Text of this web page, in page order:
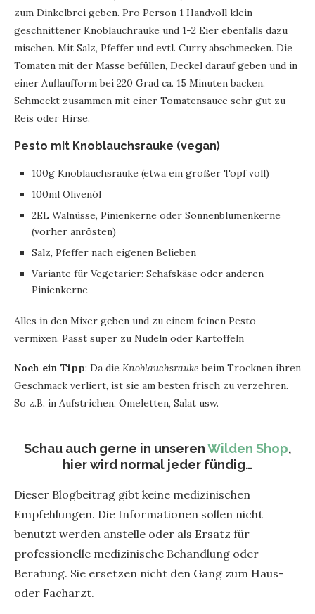
zum Dinkelbrei geben. Pro Person 1 Handvoll klein
geschnittener Knoblauchrauke und 1-2 Eier ebenfalls dazu
mischen. Mit Salz, Pfeffer und evtl. Curry abschmecken. Die
Tomaten mit der Masse befüllen, Deckel darauf geben und in
einer Auflaufform bei 220 Grad ca. 15 Minuten backen.
Schmeckt zusammen mit einer Tomatensauce sehr gut zu
Reis oder Hirse.
Pesto mit Knoblauchsrauke (vegan)
100g Knoblauchsrauke (etwa ein großer Topf voll)
100ml Olivenöl
2EL Walnüsse, Pinienkerne oder Sonnenblumenkerne
(vorher anrösten)
Salz, Pfeffer nach eigenen Belieben
Variante für Vegetarier: Schafskäse oder anderen
Pinienkerne
Alles in den Mixer geben und zu einem feinen Pesto
vermixen. Passt super zu Nudeln oder Kartoffeln
Noch ein Tipp: Da die Knoblauchsrauke beim Trocknen ihren
Geschmack verliert, ist sie am besten frisch zu verzehren.
So z.B. in Aufstrichen, Omeletten, Salat usw.
Schau auch gerne in unserenWilden Shop,
hier wird normal jeder fündig…
Dieser Blogbeitrag gibt keine medizinischen
Empfehlungen. Die Informationen sollen nicht
benutzt werden anstelle oder als Ersatz für
professionelle medizinische Behandlung oder
Beratung. Sie ersetzen nicht den Gang zum Haus-
oder Facharzt.